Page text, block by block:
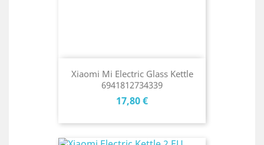
Xiaomi Mi Electric Glass Kettle
6941812734339
Cena
17,80 €